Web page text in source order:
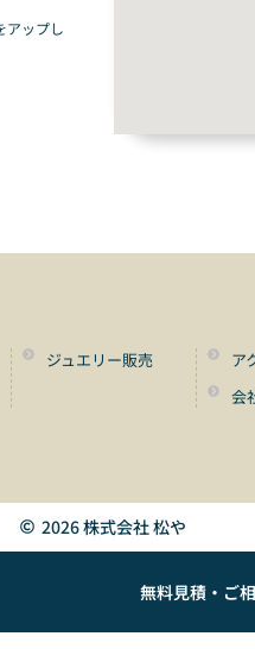
アップし
ジュエリー販売
ア
会
2026 株式会社 松や
無料見積・ご